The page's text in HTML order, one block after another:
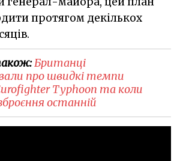
протягом декількох
Британці
про швидкі темпи
Typhoon та коли
останній